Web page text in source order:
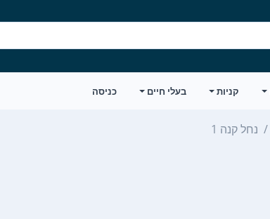
קניות בעלי חיים כניסה
נחל קנה 1